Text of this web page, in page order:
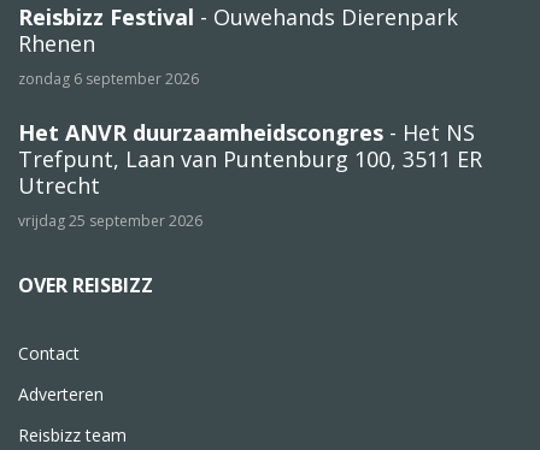
Reisbizz Festival - Ouwehands Dierenpark
Rhenen
zondag 6 september 2026
Het ANVR duurzaamheidscongres - Het NS
Trefpunt, Laan van Puntenburg 100, 3511 ER
Utrecht
vrijdag 25 september 2026
OVER REISBIZZ
Contact
Adverteren
Reisbizz team